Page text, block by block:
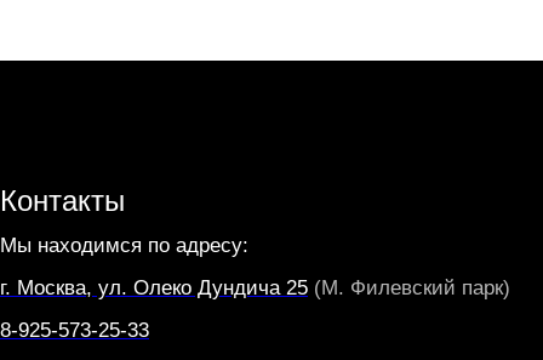
Контакты
Мы находимся по адресу:
г. Москва, ул. Олеко Дундича 25 (М. Филевский парк)
8-925-573-25-33